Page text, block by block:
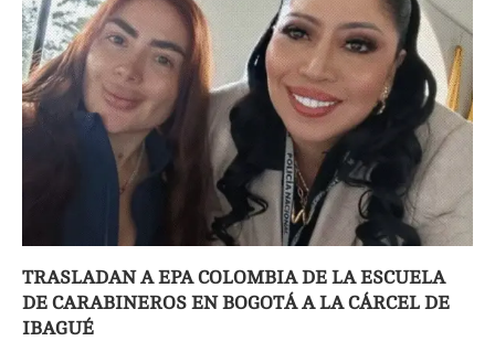
TRASLADAN A EPA COLOMBIA DE LA ESCUELA
DE CARABINEROS EN BOGOTÁ A LA CÁRCEL DE
IBAGUÉ